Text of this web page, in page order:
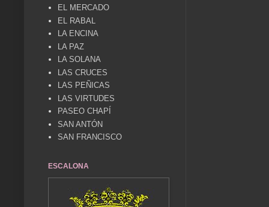
EL MERCADO
EL RABAL
LA ENCINA
LA PAZ
LA SOLANA
LAS CRUCES
LAS PEÑICAS
LAS VIRTUDES
PASEO CHAPÍ
SAN ANTÓN
SAN FRANCISCO
ESCALONA